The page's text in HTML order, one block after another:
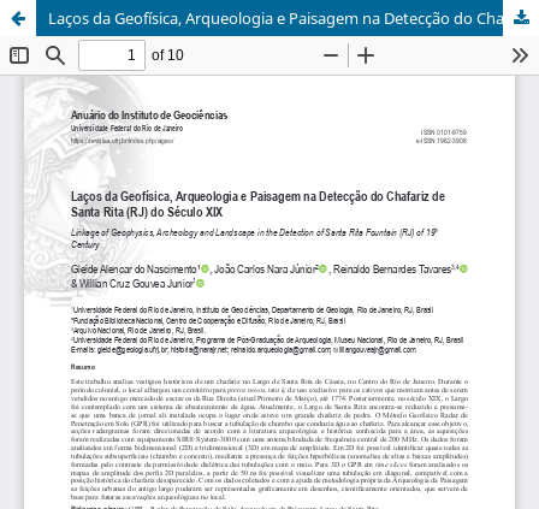
Laços da Geofísica, Arqueologia e Paisagem na Detecção do Chafariz de Santa Rita (RJ) do Século XIX